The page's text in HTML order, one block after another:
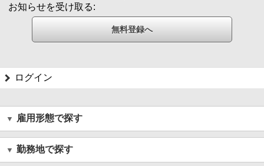
お知らせを受け取る:
ログイン
雇用形態で探す
勤務地で探す